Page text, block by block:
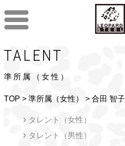
TALENT
準所属（女性）
TOP > 準所属（女性） > 合田 智子
タレント（女性）
タレント（男性）